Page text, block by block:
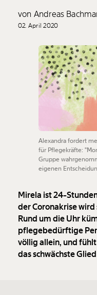
von Andreas
02. April 2020
Alexandra fordert
für Pflegekräfte:
Gruppe
eigenen
Mirela ist 24-
der Coronakrise
Rund um die Uhr
pflegebedürftige
völlig allein, und
das schwächste